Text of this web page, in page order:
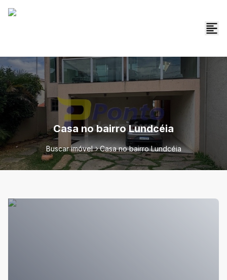
Casa no bairro Lundcéia
Buscar imóvel Casa no bairro Lundcéia